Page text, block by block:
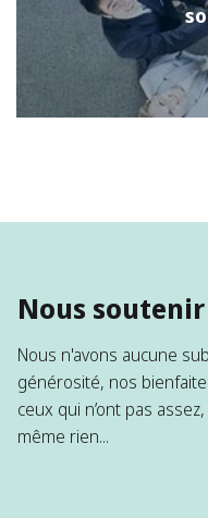
Nous soutenir
Nous n'avons aucune
générosité, nos
ceux qui n’ont pas
même rien...